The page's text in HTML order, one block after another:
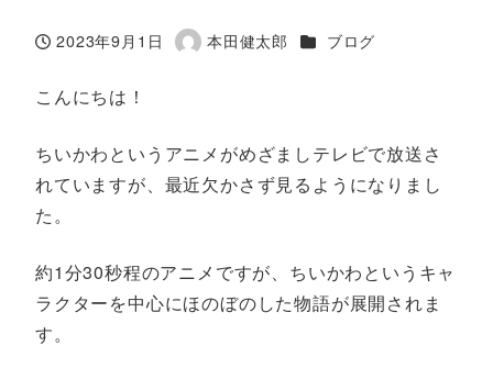
投稿日
2023年9月1日
著
本田健太郎 カテゴリー
ブログ
こんにちは！
ちいかわというアニメがめざましテレビで放送さ
れていますが、最近欠かさず見るようになりまし
た。
約1分30秒程のアニメですが、ちいかわというキャ
ラクターを中心にほのぼのした物語が展開されま
す。